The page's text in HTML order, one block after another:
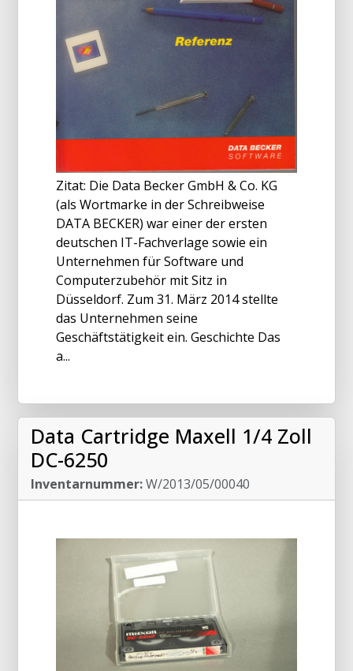
Zitat: Die Data Becker GmbH & Co. KG
(als Wortmarke in der Schreibweise
DATA BECKER) war einer der ersten
deutschen IT-Fachverlage sowie ein
Unternehmen für Software und
Computerzubehör mit Sitz in
Düsseldorf. Zum 31. März 2014 stellte
das Unternehmen seine
Geschäftstätigkeit ein. Geschichte Das
a...
Data Cartridge Maxell 1/4 Zoll
DC-6250
Inventarnummer:W/2013/05/00040